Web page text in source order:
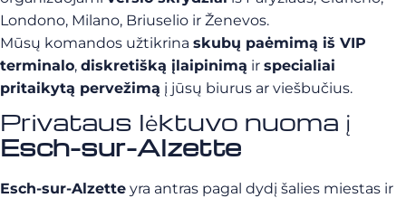
Londono, Milano, Briuselio ir Ženevos.
Mūsų komandos užtikrina skubų paėmimą iš VIP
terminalo, diskretišką įlaipinimą ir specialiai
pritaikytą pervežimą į jūsų biurus ar viešbučius.
Privataus lėktuvo nuoma į
Esch-sur-Alzette
Esch-sur-Alzette yra antras pagal dydį šalies miestas ir